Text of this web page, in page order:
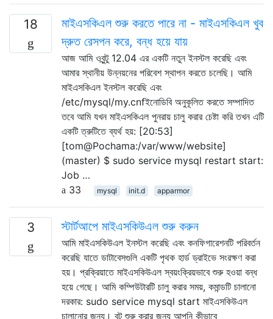
18
মাইএসকিএল শুরু করতে পারে না - মাইএসকিএল খুব
দ্রুত রেসপন করে, বন্ধ হয়ে যায়
আজ আমি ওবুন্টু 12.04 এর একটি নতুন ইনস্টল করেছি এবং
আমার স্থানীয় উন্নয়নের পরিবেশ স্থাপন করতে চলেছি। আমি
মাইএসকিএল ইনস্টল করেছি এবং
/etc/mysql/my.cnfইনোডিবি অনুকূলিত করতে সম্পাদিত
তবে আমি যখন মাইএসকিএল পুনরায় চালু করার চেষ্টা করি তখন এটি
একটি ত্রুটিতে ব্যর্থ হয়: [20:53]
[tom@Pochama:/var/www/website]
(master) $ sudo service mysql restart start:
Job …
33
mysql init.d apparmor
3 স্টার্টআপে মাইএসকিউএল শুরু করুন
আমি মাইএসকিউএল ইনস্টল করেছি এবং কনফিগারেশনটি পরিবর্তন
করেছি যাতে ডাটাবেসগুলি একটি পৃথক হার্ড ড্রাইভে সংরক্ষণ করা
হয়। প্রক্রিয়াতে মাইএসকিউএল স্বয়ংক্রিয়ভাবে শুরু হওয়া বন্ধ
হয়ে গেছে। আমি কম্পিউটারটি চালু করার সময়, কমান্ডটি চালানো
দরকার: sudo service mysql start মাইএসকিউএল
চালানোর জন্য। বুট শুরু করার জন্য আপনি কীভাবে